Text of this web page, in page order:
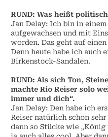
RUND: Was heißt
Jan Delay: Ich bin in
aufgewachsen und mit
worden. Das geht auf
Denn heute habe ich auch
Birkenstock-Sandalen.
RUND: Als sich Ton,
machte Rio Reiser solo
immer und dich“.
Jan Delay: Den habe ich
Reiser natürlich schon
dann so Stücke wie